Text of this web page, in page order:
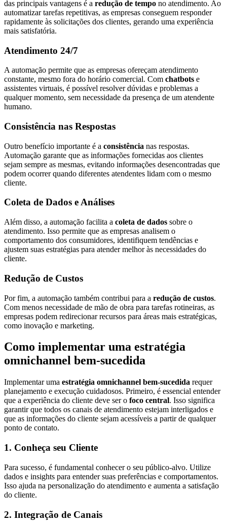
das principais vantagens é a redução de tempo no atendimento. Ao
automatizar tarefas repetitivas, as empresas conseguem responder
rapidamente às solicitações dos clientes, gerando uma experiência
mais satisfatória.
Atendimento 24/7
A automação permite que as empresas ofereçam atendimento
constante, mesmo fora do horário comercial. Com chatbots e
assistentes virtuais, é possível resolver dúvidas e problemas a
qualquer momento, sem necessidade da presença de um atendente
humano.
Consistência nas Respostas
Outro benefício importante é a consistência nas respostas.
Automação garante que as informações fornecidas aos clientes
sejam sempre as mesmas, evitando informações desencontradas que
podem ocorrer quando diferentes atendentes lidam com o mesmo
cliente.
Coleta de Dados e Análises
Além disso, a automação facilita a coleta de dados sobre o
atendimento. Isso permite que as empresas analisem o
comportamento dos consumidores, identifiquem tendências e
ajustem suas estratégias para atender melhor às necessidades do
cliente.
Redução de Custos
Por fim, a automação também contribui para a redução de custos.
Com menos necessidade de mão de obra para tarefas rotineiras, as
empresas podem redirecionar recursos para áreas mais estratégicas,
como inovação e marketing.
Como implementar uma estratégia
omnichannel bem-sucedida
Implementar uma estratégia omnichannel bem-sucedida requer
planejamento e execução cuidadosos. Primeiro, é essencial entender
que a experiência do cliente deve ser o foco central. Isso significa
garantir que todos os canais de atendimento estejam interligados e
que as informações do cliente sejam acessíveis a partir de qualquer
ponto de contato.
1. Conheça seu Cliente
Para sucesso, é fundamental conhecer o seu público-alvo. Utilize
dados e insights para entender suas preferências e comportamentos.
Isso ajuda na personalização do atendimento e aumenta a satisfação
do cliente.
2. Integração de Canais